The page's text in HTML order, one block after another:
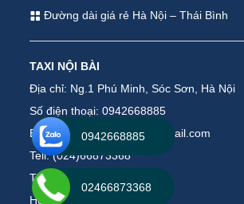
Đường dài giá rẻ Hà Nội – Thái Bình
TAXI NỘI BÀI
Địa chỉ: Ng.1 Phú Minh, Sóc Sơn, Hà Nội
Số điện thoại: 0942668885
Email: taxinoibaiservice@gmail.com
Tell: (024)66873368
Tell: (035)2448000
Hotline : 0942668885
0942668885
02466873368